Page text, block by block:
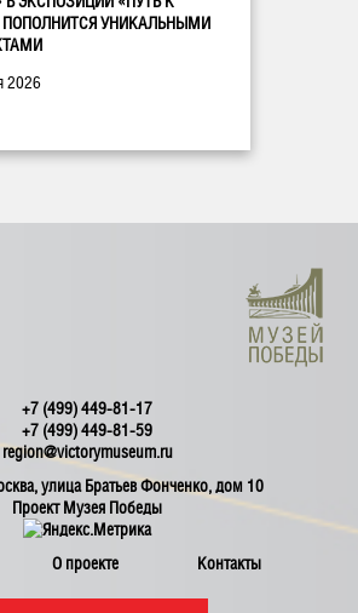
ПОПОЛНИТСЯ УНИКАЛЬНЫМИ
2026
О проекте Контакты
+7 (499) 449-81-17
+7 (499) 449-81-59
region@victorymuseum.ru
улица Братьев Фонченко, дом 10
Проект Музея Победы